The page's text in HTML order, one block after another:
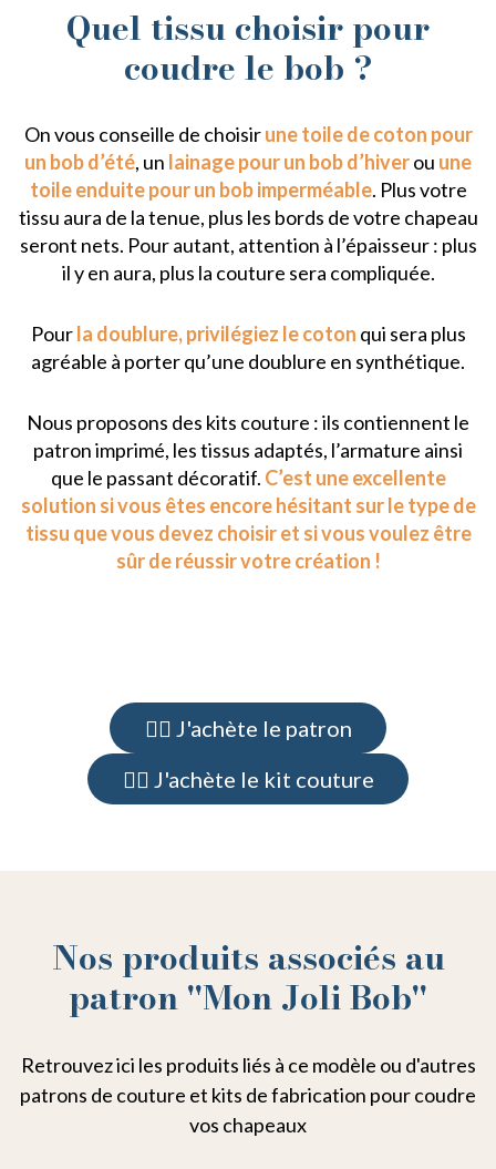
Quel tissu choisir pour
coudre le bob ?
On vous conseille de choisirune toile de coton pour
un bob d’été, un lainage pour un bob d’hiverou une
toile enduite pour un bob imperméable. Plus votre
tissu aura de la tenue, plus les bords de votre chapeau
seront nets. Pour autant, attention à l’épaisseur : plus
il y en aura, plus la couture sera compliquée.
Pourla doublure, privilégiez le coton qui sera plus
agréable à porter qu’une doublure en synthétique.
Nous proposons des kits couture : ils contiennent le
patron imprimé, les tissus adaptés, l’armature ainsi
que le passant décoratif. C’est une excellente
solution si vous êtes encore hésitant sur le type de
tissu que vous devez choisir et si vous voulez être
sûr de réussir votre création !
👉🏻 J'achète le patron
👉🏻 J'achète le kit couture
Nos produits associés au
patron "Mon Joli Bob"
Retrouvez ici les produits liés à ce modèle ou d'autres
patrons de couture et kits de fabrication pour coudre
vos chapeaux